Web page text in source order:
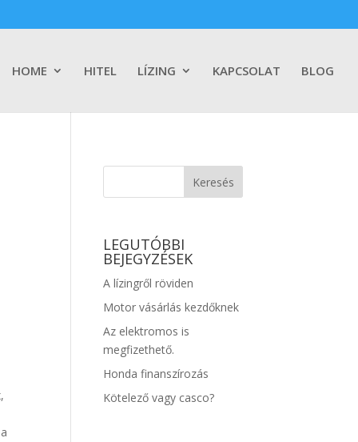
HOME HITEL LÍZING KAPCSOLAT BLOG
LEGUTÓBBI
BEJEGYZÉSEK
A lízingről röviden
Motor vásárlás kezdőknek
Az elektromos is
megfizethető.
Honda finanszírozás
Kötelező vagy casco?